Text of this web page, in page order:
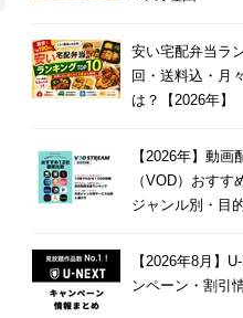
安い宅配弁当ラ
回・送料込・月
は？【2026年】
【2026年】動画
（VOD）おすす
ジャンル別・目
【2026年8月】
ンペーン・割引